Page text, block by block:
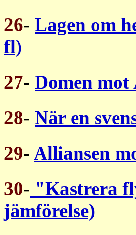
26- Lagen om
fl)
27- Domen mot
28- När en
29- Alliansen
30- "Kastrera
jämförelse)